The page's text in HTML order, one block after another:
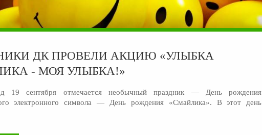
ДК ПРОВЕЛИ АКЦИЮ «УЛЫБКА
- МОЯ УЛЫБКА!»
19 сентября отмечается необычный праздник — День рождения
электронного символа — День рождения «Смайлика». В этот день